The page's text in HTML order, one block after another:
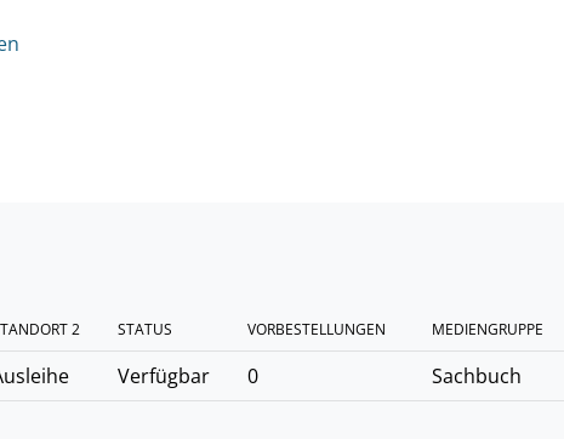
2 STATUS VORBESTELLUNGEN MEDIENGRUPPE
Verfügbar 0 Sachbuch